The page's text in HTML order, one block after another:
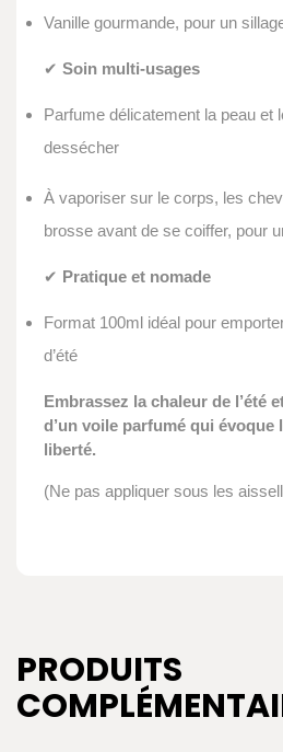
Vanille gourmande, pour un
✔ Soin multi-usages
Parfume délicatement la peau et
dessécher
À vaporiser sur le corps, les
brosse avant de se coiffer, pour
✔ Pratique et nomade
Format 100ml idéal pour
d’été
Embrassez la chaleur de l’été
d’un voile parfumé qui évoque
liberté.
(Ne pas appliquer sous les
PRODUITS